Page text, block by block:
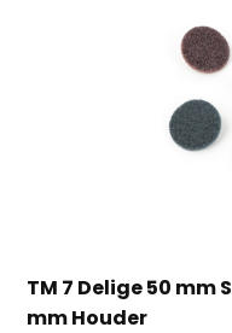
TM 7 Delige 50 mm
mm Houder